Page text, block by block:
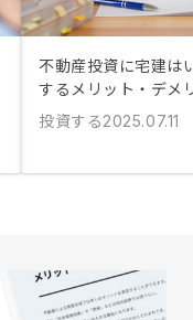
不動産投資に宅建は
するメリット・デメ
投資する2025.07.11